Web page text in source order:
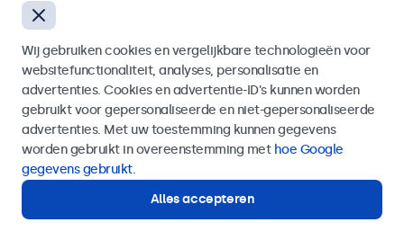
4.8/5 door 5000+ bedrijven
Nederlands
Verzenden
Of bel ons op
Hulp of advies nodig?
Direct contact met een specialist.
Wij gebruiken cookies en vergelijkbare technologieën voor
websitefunctionaliteit, analyses, personalisatie en
advertenties. Cookies en advertentie-ID’s kunnen worden
gebruikt voor gepersonaliseerde en niet-gepersonaliseerde
advertenties. Met uw toestemming kunnen gegevens
worden gebruikt in overeenstemming met hoe Google
gegevens gebruikt.
Alles accepteren